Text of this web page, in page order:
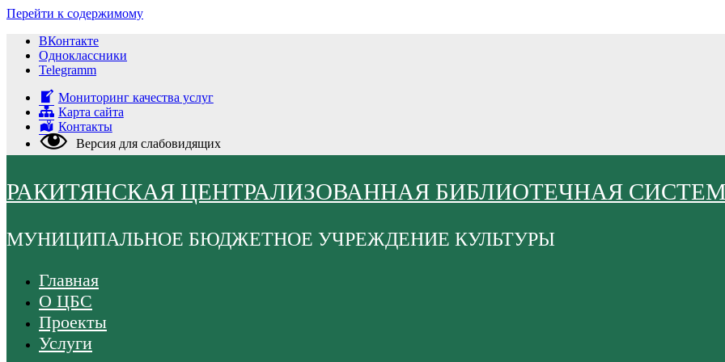
Перейти к содержимому
ВКонтакте
Одноклассники
Telegramm
Мониторинг качества услуг
Карта сайта
Контакты
Версия для слабовидящих
РАКИТЯНСКАЯ ЦЕНТРАЛИЗОВАННАЯ БИБЛИОТЕЧНАЯ
МУНИЦИПАЛЬНОЕ БЮДЖЕТНОЕ УЧРЕЖДЕНИЕ КУЛЬТУРЫ
Главная
О ЦБС
Проекты
Услуги